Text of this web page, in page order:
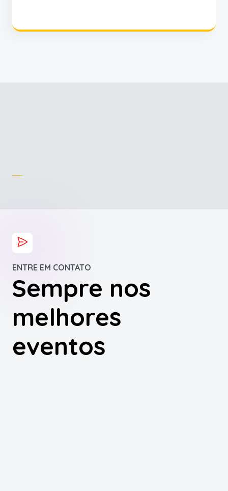
ENTRE EM CONTATO
Sempre nos
melhores
eventos